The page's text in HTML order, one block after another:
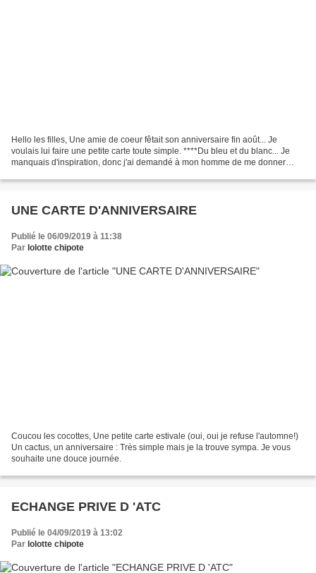
Hello les filles, Une amie de coeur fêtait son anniversaire fin août... Je
voulais lui faire une petite carte toute simple. ****Du bleu et du blanc... Je
manquais d'inspiration, donc j'ai demandé à mon homme de me donner
UNE CARTE D'ANNIVERSAIRE
Publié le 06/09/2019 à 11:38
Par lolotte chipote
Coucou les cocottes, Une petite carte estivale (oui, oui je refuse l'automne!)
Un cactus, un anniversaire : Très simple mais je la trouve sympa. Je vous
souhaite une douce journée.
ECHANGE PRIVE D 'ATC
Publié le 04/09/2019 à 13:02
Par lolotte chipote